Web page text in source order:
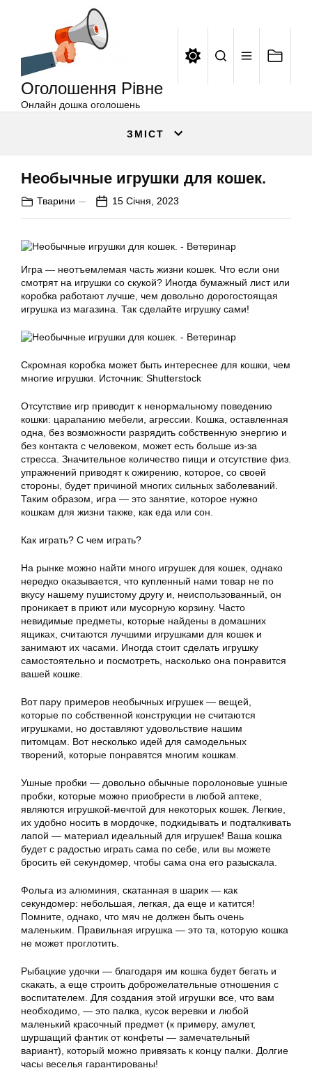
Оголошення Рівне
Онлайн дошка оголошень
ЗМІСТ
Необычные игрушки для кошек.
Тварини 15 Січня, 2023
Игра — неотъемлемая часть жизни кошек. Что если они
смотрят на игрушки со скукой? Иногда бумажный лист или
коробка работают лучше, чем довольно дорогостоящая
игрушка из магазина. Так сделайте игрушку сами!
Скромная коробка может быть интереснее для кошки, чем
многие игрушки. Источник: Shutterstock
Отсутствие игр приводит к ненормальному поведению
кошки: царапанию мебели, агрессии. Кошка, оставленная
одна, без возможности разрядить собственную энергию и
без контакта с человеком, может есть больше из-за
стресса. Значительное количество пищи и отсутствие физ.
упражнений приводят к ожирению, которое, со своей
стороны, будет причиной многих сильных заболеваний.
Таким образом, игра — это занятие, которое нужно
кошкам для жизни также, как еда или сон.
Как играть? С чем играть?
На рынке можно найти много игрушек для кошек, однако
нередко оказывается, что купленный нами товар не по
вкусу нашему пушистому другу и, неиспользованный, он
проникает в приют или мусорную корзину. Часто
невидимые предметы, которые найдены в домашних
ящиках, считаются лучшими игрушками для кошек и
занимают их часами. Иногда стоит сделать игрушку
самостоятельно и посмотреть, насколько она понравится
вашей кошке.
Вот пару примеров необычных игрушек — вещей,
которые по собственной конструкции не считаются
игрушками, но доставляют удовольствие нашим
питомцам. Вот несколько идей для самодельных
творений, которые понравятся многим кошкам.
Ушные пробки — довольно обычные поролоновые ушные
пробки, которые можно приобрести в любой аптеке,
являются игрушкой-мечтой для некоторых кошек. Легкие,
их удобно носить в мордочке, подкидывать и подталкивать
лапой — материал идеальный для игрушек! Ваша кошка
будет с радостью играть сама по себе, или вы можете
бросить ей секундомер, чтобы сама она его разыскала.
Фольга из алюминия, скатанная в шарик — как
секундомер: небольшая, легкая, да еще и катится!
Помните, однако, что мяч не должен быть очень
маленьким. Правильная игрушка — это та, которую кошка
не может проглотить.
Рыбацкие удочки — благодаря им кошка будет бегать и
скакать, а еще строить доброжелательные отношения с
воспитателем. Для создания этой игрушки все, что вам
необходимо, — это палка, кусок веревки и любой
маленький красочный предмет (к примеру, амулет,
шуршащий фантик от конфеты — замечательный
вариант), который можно привязать к концу палки. Долгие
часы веселья гарантированы!